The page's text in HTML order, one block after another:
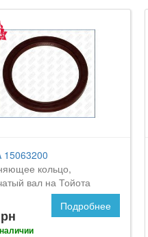
15063200
кольцо,
вал на Тойота
Подробнее